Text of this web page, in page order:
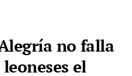
no falla
el